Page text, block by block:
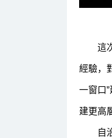
這次
經驗，
一窗口
建更高
自治